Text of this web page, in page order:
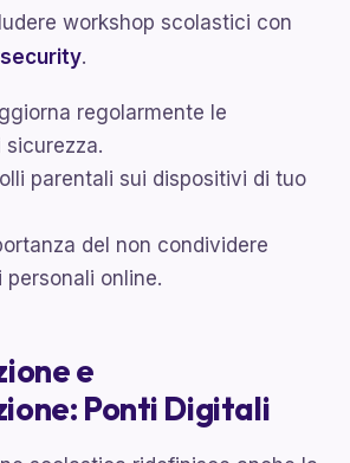
workshop scolastici con
.
regolarmente le
sicurezza.
parentali sui dispositivi di tuo
del non condividere
personali online.
e
Ponti Digitali